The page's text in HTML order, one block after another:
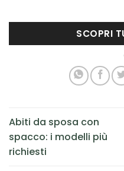
SCOPRI
Abiti da sposa con
spacco: i modelli più
richiesti